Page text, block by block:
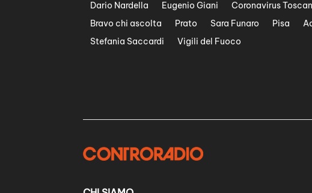
Dario Nardella
Eugenio Giani Coronavirus
Bravo chi ascolta
Prato Sara Funaro Pisa
Stefania Saccardi
Vigili del Fuoco